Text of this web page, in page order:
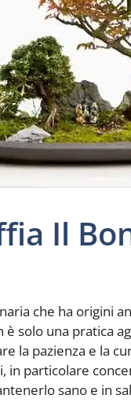
Il
che ha origini
solo una pratica
la pazienza e la
in particolare
sano e in